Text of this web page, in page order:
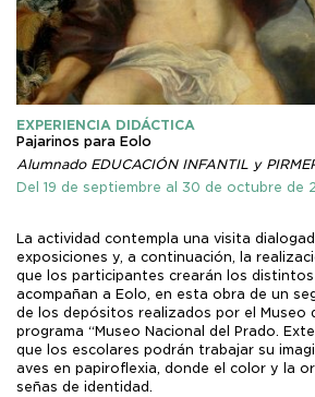
EXPERIENCIA DIDÁCTICA
Pajarinos para Eolo
Alumnado EDUCACIÓN INFANTIL y
Del 19 de septiembre al 30 de octubre de
La actividad contempla una visita
exposiciones y, a continuación, la
que los participantes crearán los distintos
acompañan a Eolo, en esta obra de un
de los depósitos realizados por el Museo
programa “Museo Nacional del Prado.
que los escolares podrán trabajar su
aves en papiroflexia, donde el color y la
señas de identidad.